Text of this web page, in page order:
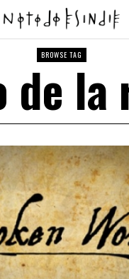
BROWSE TAG
la